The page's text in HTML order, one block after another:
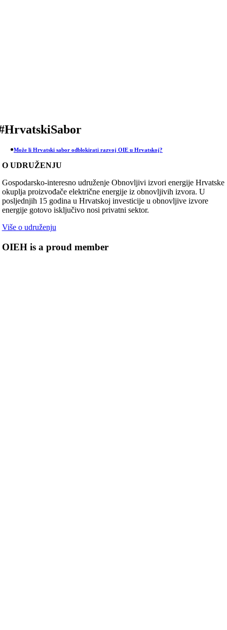
Može li Hrvatski sabor odblokirati razvoj OIE u Hrvatskoj?
O UDRUŽENJU
Gospodarsko-interesno udruženje Obnovljivi izvori energije Hrvatske
okuplja proizvođače električne energije iz obnovljivih izvora. U
posljednjih 15 godina u Hrvatskoj investicije u obnovljive izvore
energije gotovo isključivo nosi privatni sektor.
Više o udruženju
OIEH is a proud member